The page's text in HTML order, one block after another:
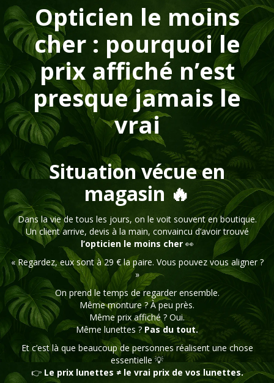
Opticien le moins
cher : pourquoi le
prix affiché n’est
presque jamais le
vrai
Situation vécue en
magasin 🔥
Dans la vie de tous les jours, on le voit souvent en boutique.
Un client arrive, devis à la main, convaincu d’avoir trouvé
l’opticien le moins cher👀
« Regardez, eux sont à 29 € la paire. Vous pouvez vous aligner ?
»
On prend le temps de regarder ensemble.
Même monture ? À peu près.
Même prix affiché ? Oui.
Même lunettes ? Pas du tout.
Et c’est là que beaucoup de personnes réalisent une chose
essentielle 💡
👉 Le prix lunettes ≠ le vrai prix de vos lunettes.